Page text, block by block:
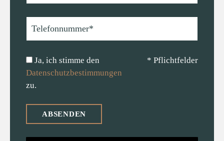
Ja, ich stimme den
Datenschutzbestimmungen
zu.
* Pflichtfelder